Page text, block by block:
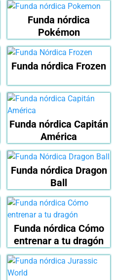
Funda nórdica
Pokémon
Funda nórdica Frozen
Funda nórdica Capitán
América
Funda nórdica Dragon
Ball
Funda nórdica Cómo
entrenar a tu dragón